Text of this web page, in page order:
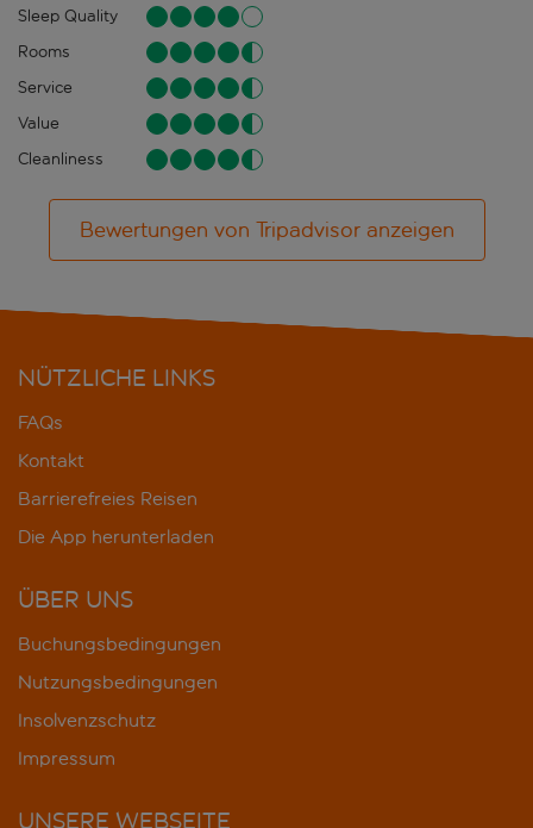
Sleep Quality
Rooms
Service
Value
Cleanliness
Bewertungen von Tripadvisor anzeigen
NÜTZLICHE LINKS
FAQs
Kontakt
Barrierefreies Reisen
Die App herunterladen
ÜBER UNS
Buchungsbedingungen
Nutzungsbedingungen
Insolvenzschutz
Impressum
UNSERE WEBSEITE